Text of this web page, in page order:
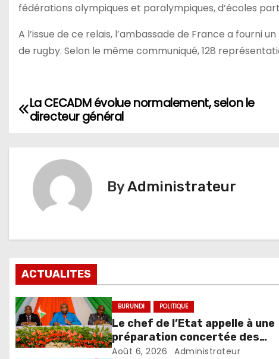
fédérations olympiques et paralympiques, d’écoles
A l’issue de ce relais, l’ambassade de France a fourni
de rugby. Selon le même communiqué, 128
Navigation
l’article
La CECADM évolue normalement, selon le
directeur général
ByAdministrateur
ACTUALITES
BURUNDI POLITIQUE
Le chef de l’Etat appelle à une
préparation concertée des
élections de 2027
Août 6, 2026 Administrateur